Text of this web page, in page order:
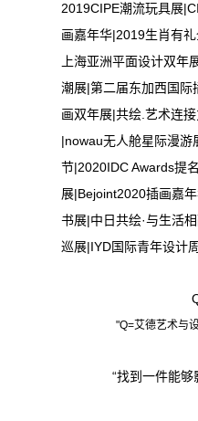
2019CIPE潮流玩具展
画嘉年华|2019生肖有
上海亚洲平面设计双年
潮展|第二届东加西国际
画双年展|共绘.艺术连
|nowau无人舱星际漫游
节|2020IDC Awards提
展|Bejoint2020插画嘉
书展|中日共绘·与生活
巡展|IYD国际青年设计
"Q=艾德艺术与
“找到一件能够